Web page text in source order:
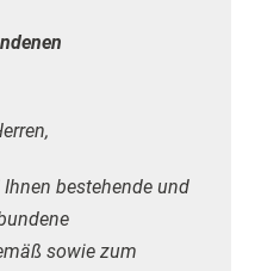
bestehende und
sowie zum